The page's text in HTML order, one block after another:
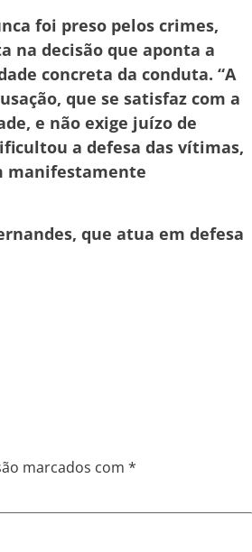
foi preso pelos crimes,
na decisão que aponta a
concreta da conduta. “A
que se satisfaz com a
e não exige juízo de
a defesa das vítimas,
manifestamente
que atua em defesa
marcados com *